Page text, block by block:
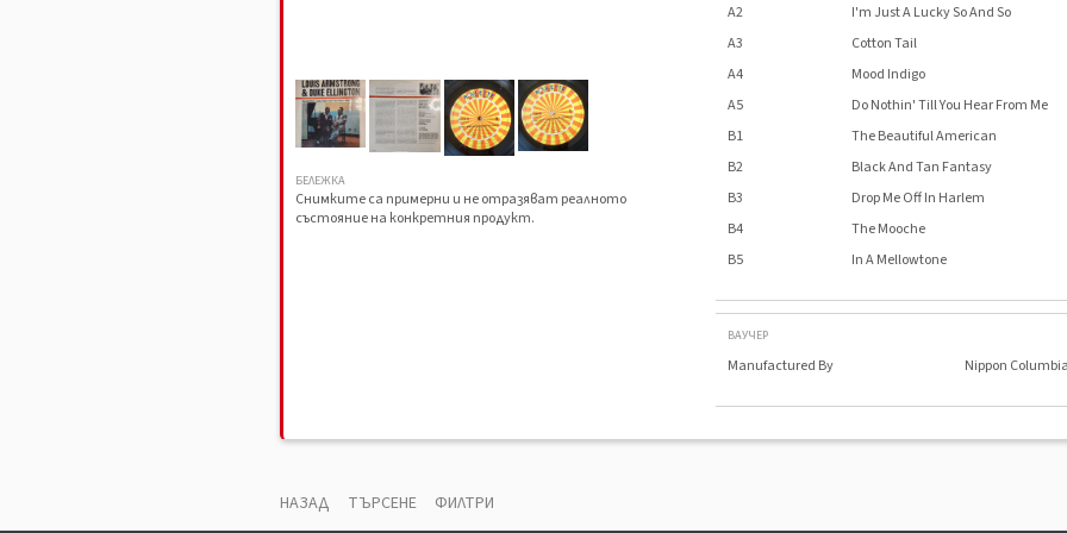
БЕЛЕЖКА
Снимките са примерни и не отразяват реалното
състояние на конкретния продукт.
A2
I'm Just A Lucky So And So
A3
Cotton Tail
A4
Mood Indigo
A5
Do Nothin' Till You Hear From Me
B1
The Beautiful American
B2
Black And Tan Fantasy
B3
Drop Me Off In Harlem
B4
The Mooche
B5
In A Mellowtone
ВАУЧЕР
Manufactured By Nippon
НАЗАД ТЪРСЕНЕ ФИЛТРИ